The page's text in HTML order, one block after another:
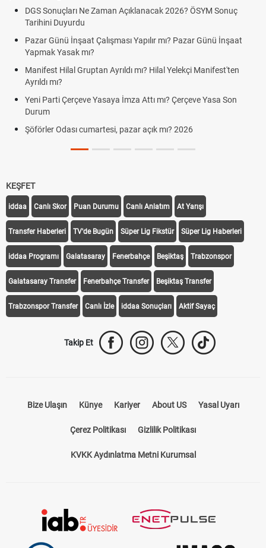
DGS Sonuçları Ne Zaman Açıklanacak 2026? ÖSYM Sonuç
Tarihini Duyurdu
Pazar Günü İnşaat Çalışması Yapılır mı? Pazar Günü İnşaat
Yapmak Yasak mı?
Manifest Hilal Gruptan Ayrıldı mı? Hilal Yelekçi Manifest'ten
Ayrıldı mı?
Yeni Parti Çerçeve Yasaya İmza Attı mı? Çerçeve Yasa Son
Durum
Şöförler Odası cumartesi, pazar açık mı? 2026
KEŞFET
iddaa Canlı Skor Puan Durumu Canlı Anlatım At Yarışı
Transfer Haberleri TV'de Bugün Süper Lig Fikstür Süper Lig Haberleri
iddaa Programı Galatasaray Fenerbahçe Beşiktaş Trabzonspor
Galatasaray Transfer Fenerbahçe Transfer Beşiktaş Transfer
Trabzonspor Transfer Canlı İzle iddaa Sonuçları Aktif Sayaç
Takip Et
Bize Ulaşın Künye Kariyer About US Yasal Uyarı
Çerez Politikası Gizlilik Politikası
KVKK Aydınlatma Metni Kurumsal